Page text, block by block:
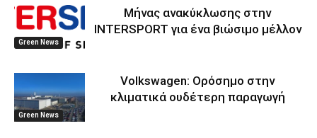
Green News
Μήνας ανακύκλωσης στην
INTERSPORT για ένα βιώσιμο μέλλον
Green News
Volkswagen: Ορόσημο στην
κλιματικά ουδέτερη παραγωγή